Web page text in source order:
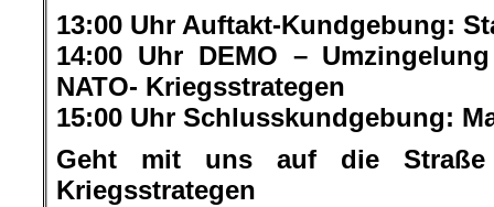
13:00 Uhr Auftakt-Kundgebung:
14:00 Uhr DEMO –
NATO- Kriegsstrategen
15:00 Uhr Schlusskundgebung:
Geht mit uns auf die
Kriegsstrategen